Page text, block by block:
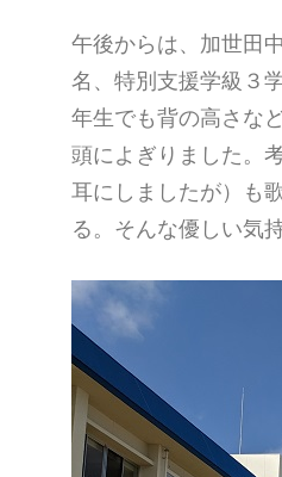
午後からは、加世田
名、特別支援学級３
年生でも背の高さな
頭によぎりました。
耳にしましたが）も
る。そんな優しい気